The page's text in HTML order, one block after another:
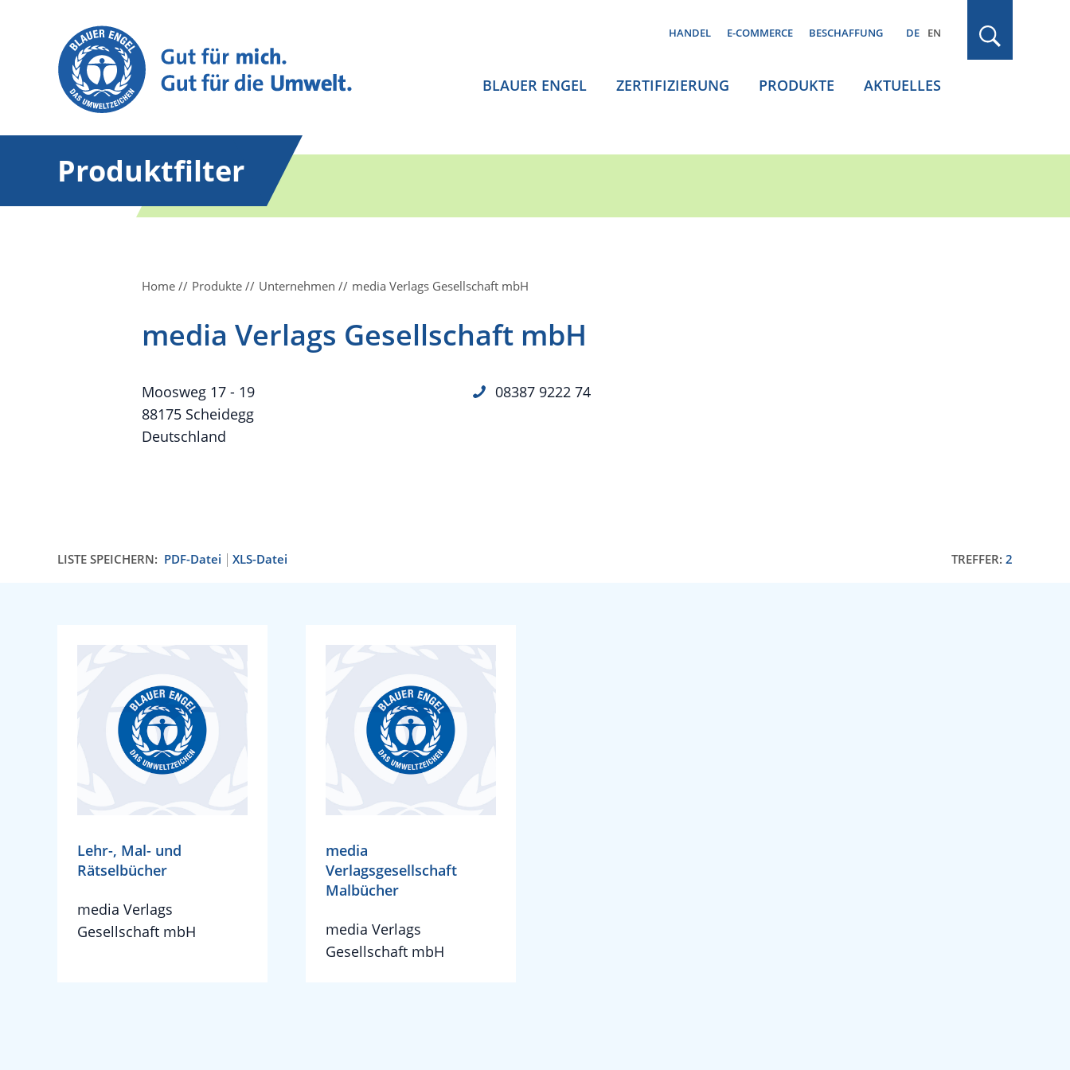
HANDEL E-COMMERCE BESCHAFFUNG DE EN
BLAUER ENGEL ZERTIFIZIERUNG PRODUKTE AKTUELLES
Produktfilter
Home Produkte Unternehmen media Verlags Gesellschaft mbH
media Verlags Gesellschaft mbH
Moosweg 17 - 19
88175 Scheidegg
Deutschland
08387 9222 74
LISTE SPEICHERN: PDF-Datei XLS-Datei TREFFER: 2
Lehr-, Mal- und
Rätselbücher
media Verlags
Gesellschaft mbH
media
Verlagsgesellschaft
Malbücher
media Verlags
Gesellschaft mbH